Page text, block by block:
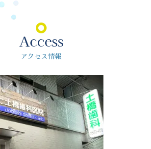
Access
アクセス情報